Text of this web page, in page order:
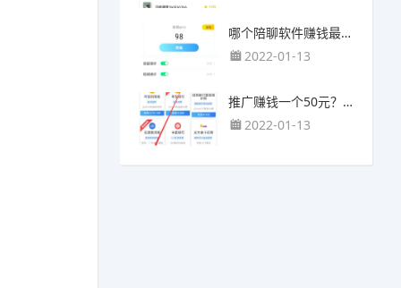
哪个陪聊软件赚钱最快？目前陪人聊天可以挣钱的app推荐
2022-01-13
推广赚钱一个50元？我这个一个最高可以赚500元
2022-01-13